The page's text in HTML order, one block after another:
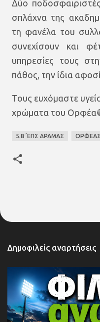
Δύο
σπλάχνα της
τη φανέλα του
συνεχίσουν και
υπηρεσίες τους
πάθος, την ίδια
Τους ευχόμαστε
χρώματα του
5.Β΄ΕΠΣ ΔΡΑΜΑΣ
Δημοφιλείς αναρτήσεις